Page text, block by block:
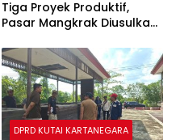
Tiga Proyek Produktif,
Pasar Mangkrak Diusulkan
Desa
DPRD KUTAI KARTANEGARA